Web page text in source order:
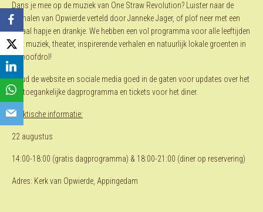
Dans je mee op de muziek van One Straw Revolution? Luister naar de
Verhalen van Opwierde verteld door Janneke Jager, of plof neer met een
lokaal hapje en drankje. We hebben een vol programma voor alle leeftijden
met muziek, theater, inspirerende verhalen en natuurlijk lokale groenten in
de hoofdrol!
Houd de website en sociale media goed in de gaten voor updates over het
vrij toegankelijke dagprogramma en tickets voor het diner.
Praktische informatie:
22 augustus
14:00-18:00 (gratis dagprogramma) & 18:00-21:00 (diner op reservering)
Adres: Kerk van Opwierde, Appingedam